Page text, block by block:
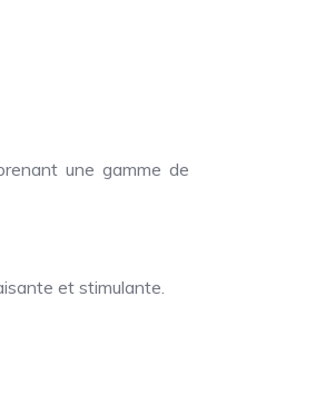
une gamme de
et stimulante.